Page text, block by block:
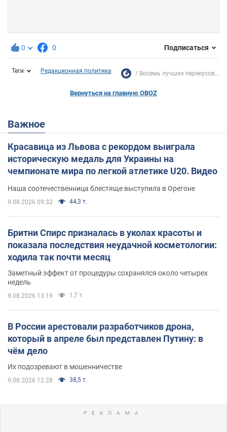
0 0 Подписаться
Теги Редакционная политика Восемь лучших перекусов...
Вернуться на главную OBOZ
Важное
Красавица из Львова с рекордом выиграла
историческую медаль для Украины на
чемпионате мира по легкой атлетике U20. Видео
Наша соотечественница блестяще выступила в Орегоне
9.08.2026 09:32 44,3 т.
Бритни Спирс призналась в уколах красоты и
показала последствия неудачной косметологии:
ходила так почти месяц
Заметный эффект от процедуры сохранялся около четырех
недель
9.08.2026 13:19 1,7 т.
В России арестовали разработчиков дрона,
который в апреле был представлен Путину: в
чём дело
Их подозревают в мошенничестве
9.08.2026 12:28 38,5 т.